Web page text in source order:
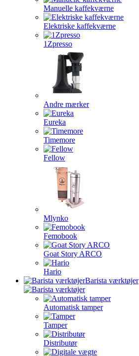
Manuelle kaffekværne
Elektriske kaffekværne
1Zpresso
Andre mærker
Eureka
Timemore
Fellow
Mlynko
Femobook
Goat Story ARCO
Hario
Barista værktøjer
Automatisk tamper
Tamper
Distributør